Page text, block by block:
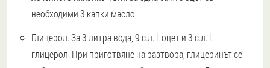
необходими 3 капки масло.
Глицерол.За 3 литра вода, 9 с.л. l. оцет и 3 с.л. l.
глицерол. При приготвяне на разтвора, глицеринът се